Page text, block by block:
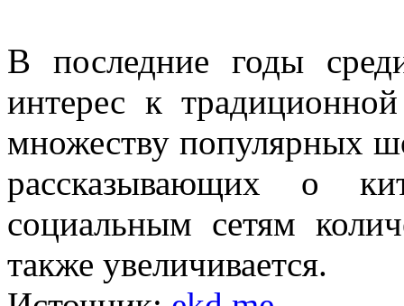
В последние годы
интерес к
множеству популярных
рассказывающих о
социальным сетям
также увеличивается.